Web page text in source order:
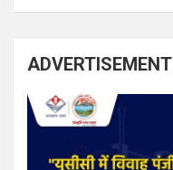
ADVERTISEMENT